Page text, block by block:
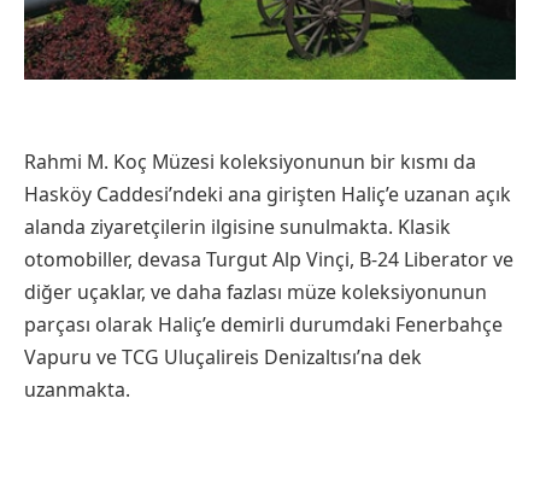
Rahmi M. Koç Müzesi koleksiyonunun bir kısmı da
Hasköy Caddesi’ndeki ana girişten Haliç’e uzanan açık
alanda ziyaretçilerin ilgisine sunulmakta. Klasik
otomobiller, devasa Turgut Alp Vinçi, B-24 Liberator ve
diğer uçaklar, ve daha fazlası müze koleksiyonunun
parçası olarak Haliç’e demirli durumdaki Fenerbahçe
Vapuru ve TCG Uluçalireis Denizaltısı’na dek
uzanmakta.